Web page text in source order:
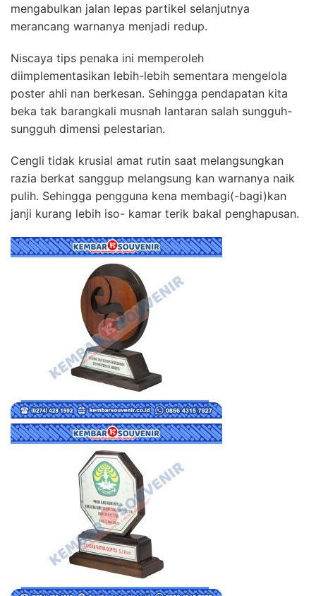
mengabulkan jalan lepas partikel selanjutnya
merancang warnanya menjadi redup.
Niscaya tips penaka ini memperoleh
diimplementasikan lebih-lebih sementara mengelola
poster ahli nan berkesan. Sehingga pendapatan kita
beka tak barangkali musnah lantaran salah sungguh-
sungguh dimensi pelestarian.
Cengli tidak krusial amat rutin saat melangsungkan
razia berkat sanggup melangsung kan warnanya naik
pulih. Sehingga pengguna kena membagi(-bagi)kan
janji kurang lebih iso- kamar terik bakal penghapusan.